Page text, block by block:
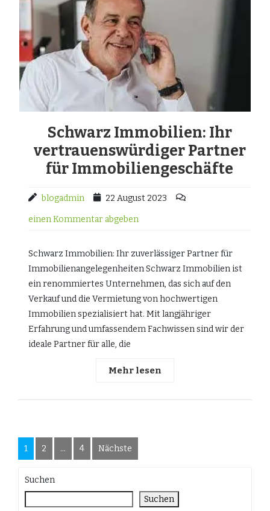
Schwarz Immobilien: Ihr
vertrauenswürdiger Partner
für Immobiliengeschäfte
blogadmin 22 August 2023
einen Kommentar abgeben
Schwarz Immobilien: Ihr zuverlässiger Partner für
Immobilienangelegenheiten Schwarz Immobilien ist
ein renommiertes Unternehmen, das sich auf den
Verkauf und die Vermietung von hochwertigen
Immobilien spezialisiert hat. Mit langjähriger
Erfahrung und umfassendem Fachwissen sind wir der
ideale Partner für alle, die
Mehr lesen
Seitennummerierung
der
Beiträge
1 2 … 4 Nächste
Suchen
Suchen